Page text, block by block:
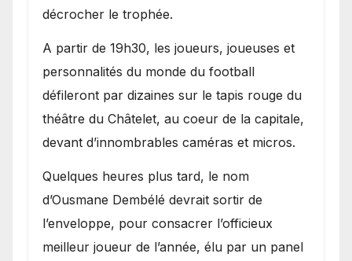
décrocher le trophée.
A partir de 19h30, les joueurs, joueuses et
personnalités du monde du football
défileront par dizaines sur le tapis rouge du
théâtre du Châtelet, au coeur de la capitale,
devant d’innombrables caméras et micros.
Quelques heures plus tard, le nom
d’Ousmane Dembélé devrait sortir de
l’enveloppe, pour consacrer l’officieux
meilleur joueur de l’année, élu par un panel